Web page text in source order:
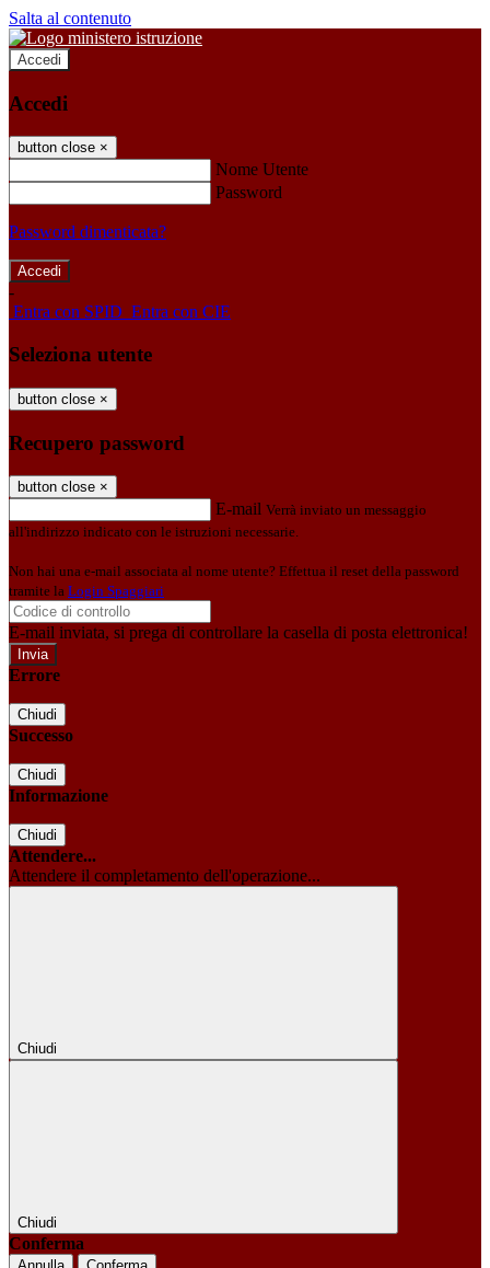
Salta al contenuto
Accedi
Accedi
button close ×
Nome Utente
Password
Password dimenticata?
-
Entra con SPID Entra con CIE
Seleziona utente
button close ×
Recupero password
button close ×
E-mail Verrà inviato un messaggio
all'indirizzo indicato con le istruzioni necessarie.
Non hai una e-mail associata al nome utente? Effettua il reset della password
tramite la Login Spaggiari
E-mail inviata, si prega di controllare la casella di posta elettronica!
Errore
Chiudi
Successo
Chiudi
Informazione
Chiudi
Attendere...
Attendere il completamento dell'operazione...
Chiudi
Chiudi
Conferma